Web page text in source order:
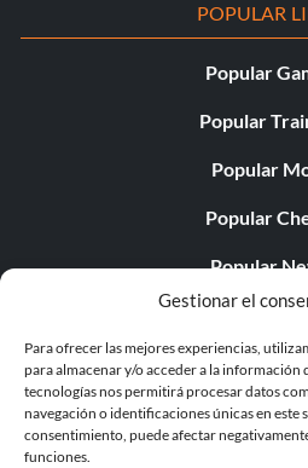
Gestionar el
Para ofrecer las mejores experiencias,
para almacenar y/o acceder a la información
tecnologías nos permitirá procesar datos
navegación o identificaciones únicas en
consentimiento, puede afectar
funciones.
POPULAR
Popular
Popular
Popular
Popular
Popular
Popular
Popular Free
LATEST